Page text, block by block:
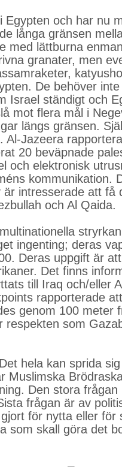
Egypten och har nu
långa gränsen
med lättburna
granater, men
De behöver
Israel ständigt och
mot flera mål i
längs gränsen.
Al-Jazeera
20 beväpnade
och elektronisk
kommunikation.
intresserade att få
och Al Qaida.
ingenting; deras
Deras uppgift är
Det finns
till Iraq och/eller
rapporterade att
genom 100 meter
respekten som
hela kan sprida
Muslimska
Den stora
frågan är av
för nytta eller för
som skall göra det